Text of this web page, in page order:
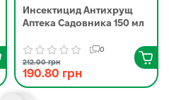
Инсектицид Антихрущ
Аптека Садовника 150 мл
0
212.00 грн
190.80 грн